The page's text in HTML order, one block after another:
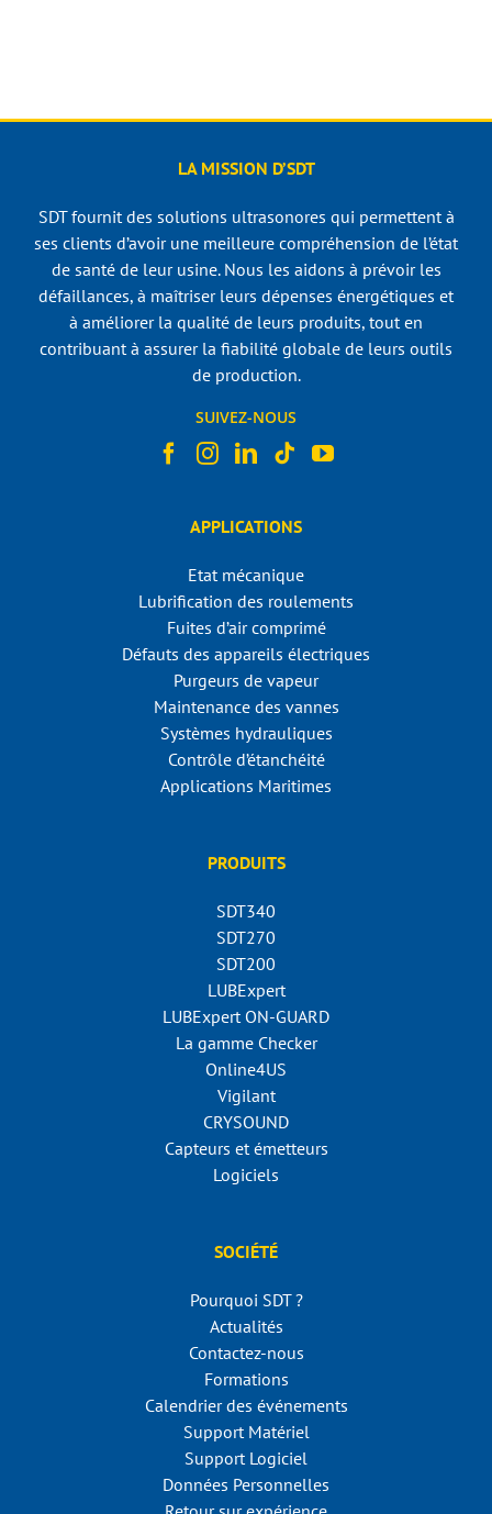
LA MISSION D’SDT
SDT fournit des solutions ultrasonores qui permettent à
ses clients d’avoir une meilleure compréhension de l’état
de santé de leur usine. Nous les aidons à prévoir les
défaillances, à maîtriser leurs dépenses énergétiques et
à améliorer la qualité de leurs produits, tout en
contribuant à assurer la fiabilité globale de leurs outils
de production.
SUIVEZ-NOUS
APPLICATIONS
Etat mécanique
Lubrification des roulements
Fuites d’air comprimé
Défauts des appareils électriques
Purgeurs de vapeur
Maintenance des vannes
Systèmes hydrauliques
Contrôle d’étanchéité
Applications Maritimes
PRODUITS
SDT340
SDT270
SDT200
LUBExpert
LUBExpert ON-GUARD
La gamme Checker
Online4US
Vigilant
CRYSOUND
Capteurs et émetteurs
Logiciels
SOCIÉTÉ
Pourquoi SDT ?
Actualités
Contactez-nous
Formations
Calendrier des événements
Support Matériel
Support Logiciel
Données Personnelles